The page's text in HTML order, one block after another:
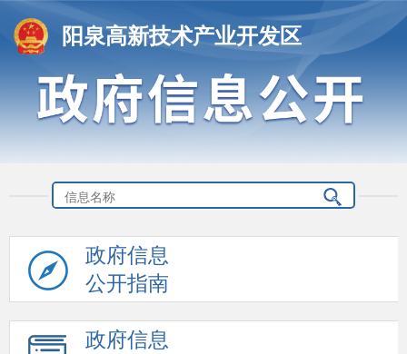
阳泉高新技术产业开发区
政府信息
公开指南
政府信息